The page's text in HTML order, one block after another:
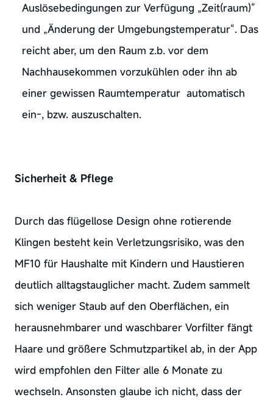
Auslösebedingungen zur Verfügung „Zeit(raum)“
und „Änderung der Umgebungstemperatur“. Das
reicht aber, um den Raum z.b. vor dem
Nachhausekommen vorzukühlen oder ihn ab
einer gewissen Raumtemperatur automatisch
ein-, bzw. auszuschalten.
Sicherheit & Pflege
Durch das flügellose Design ohne rotierende
Klingen besteht kein Verletzungsrisiko, was den
MF10 für Haushalte mit Kindern und Haustieren
deutlich alltagstauglicher macht. Zudem sammelt
sich weniger Staub auf den Oberflächen, ein
herausnehmbarer und waschbarer Vorfilter fängt
Haare und größere Schmutzpartikel ab, in der App
wird empfohlen den Filter alle 6 Monate zu
wechseln. Ansonsten glaube ich nicht, dass der